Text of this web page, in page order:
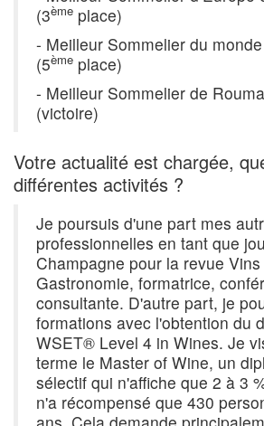
(3ème place)
- Meilleur Sommelier du
(5ème place)
- Meilleur Sommelier de
(victoire)
Votre actualité est chargée,
différentes activités ?
Je poursuis d'une part mes
professionnelles en tant que
Champagne pour la revue
Gastronomie, formatrice,
consultante. D'autre part, je
formations avec l'obtention du
WSET® Level 4 in Wines. Je
terme le Master of Wine, un
sélectif qui n'affiche que 2 à 3
n'a récompensé que 430
ans. Cela demande